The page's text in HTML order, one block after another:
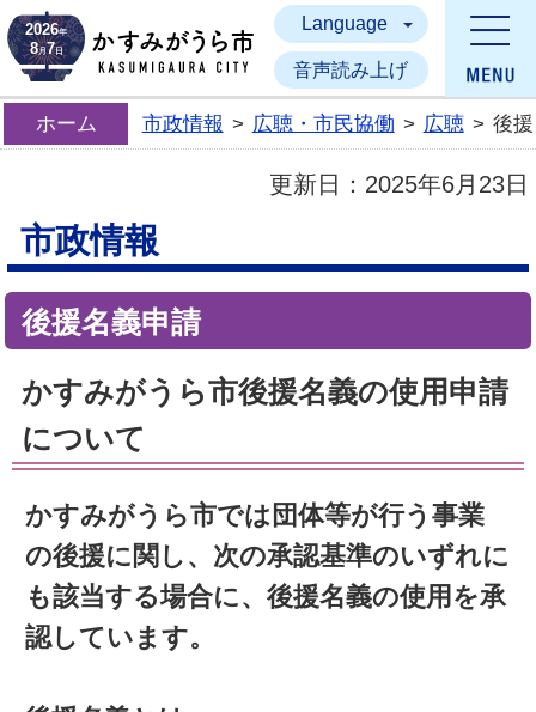
かすみがうら市
2026年
8月7日
Language
音声読み上げ
ホーム 市政情報 > 広聴・市民協働 > 広聴 > 後
更新日： 2025年6月23日
市政情報
後援名義申請
かすみがうら市後援名義の使用申請
について
かすみがうら市では団体等が行う事業
の後援に関し、次の承認基準のいずれに
も該当する場合に、後援名義の使用を承
認しています。